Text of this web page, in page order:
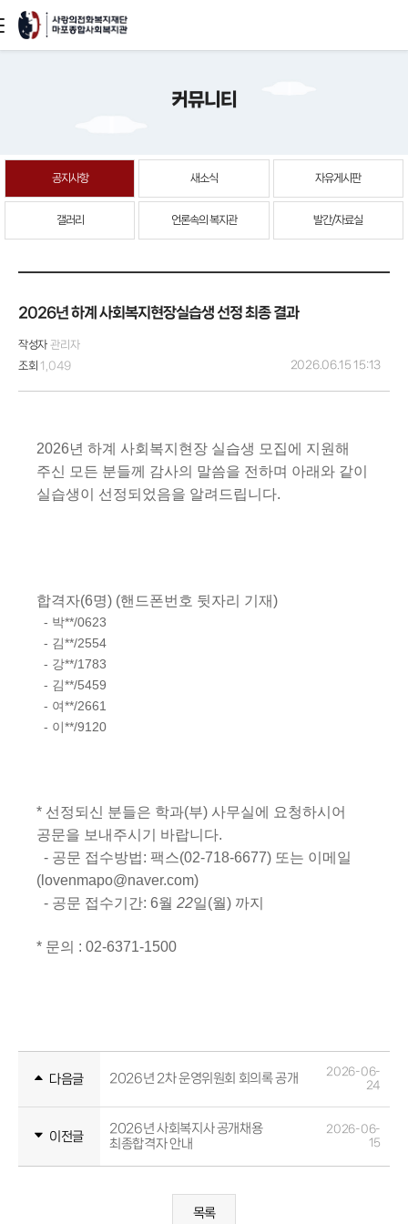
본문
커뮤니티
공지사항 새소식 자유게시판
갤러리 언론속의 복지관 발간/자료실
2026년 하계 사회복지현장실습생 선정 최종 결과
2026.06.15 15:13
작성자 관리자
조회 1,049
2026년 하계 사회복지현장 실습생 모집에 지원해
주신 모든 분들께 감사의 말씀을 전하며 아래와 같이
실습생이 선정되었음을 알려드립니다.
합격자(6명) (핸드폰번호 뒷자리 기재)
- 박**/0623
- 김**/2554
- 강**/1783
- 김**/5459
- 여**/2661
- 이**/9120
* 선정되신 분들은 학과(부) 사무실에 요청하시어
공문을 보내주시기 바랍니다.
- 공문 접수방법: 팩스(02-718-6677) 또는 이메일
(lovenmapo@naver.com)
- 공문 접수기간: 6월 22일(월) 까지
* 문의 : 02-6371-1500
다음글 2026년 2차 운영위원회 회의록 공개
2026-06-
24
이전글
2026년 사회복지사 공개채용
최종합격자 안내
2026-06-
15
목록